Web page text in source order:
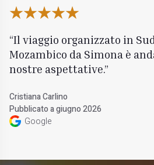
Il viaggio organizzato in
Mozambico da Simona è
nostre aspettative.
Cristiana Carlino
Pubblicato a giugno 2026
Google